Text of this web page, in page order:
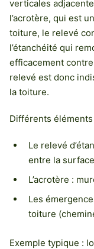
verticales
l’acrotère, qui est
toiture, le relevé
l’étanchéité qui
efficacement contre
relevé est donc
la toiture.
Différents
Le relevé
entre la
L’acrotère :
Les
toiture
Exemple typique :